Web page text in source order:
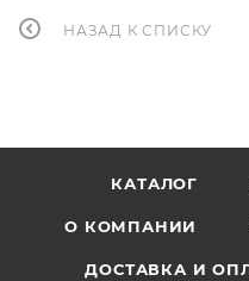
НАЗАД К СПИСКУ
КАТАЛОГ
О КОМПАНИИ
ДОСТАВКА И